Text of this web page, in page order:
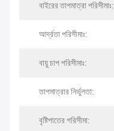
বাইরের তাপমাত্রা পরিসীমাঃ:
আর্দ্রতা পরিসীমাঃ:
বায়ু চাপ পরিসীমাঃ:
তাপমাত্রার নির্ভুলতা:
বৃষ্টিপাতের পরিসীমা: